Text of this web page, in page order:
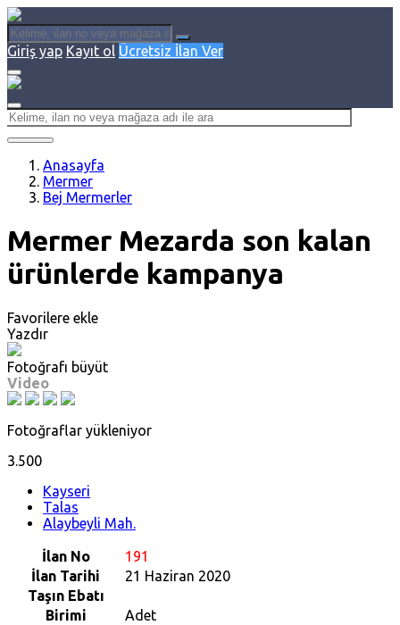
Giriş yap Kayıt ol Ücretsiz İlan Ver
Anasayfa
Mermer
Bej Mermerler
Mermer Mezarda son kalan
ürünlerde kampanya
Favorilere ekle
Yazdır
Fotoğrafı büyüt
Video
Fotoğraflar yükleniyor
3.500
Kayseri
Talas
Alaybeyli Mah.
İlan No
191
İlan Tarihi
21 Haziran 2020
Taşın Ebatı
Birimi
Adet